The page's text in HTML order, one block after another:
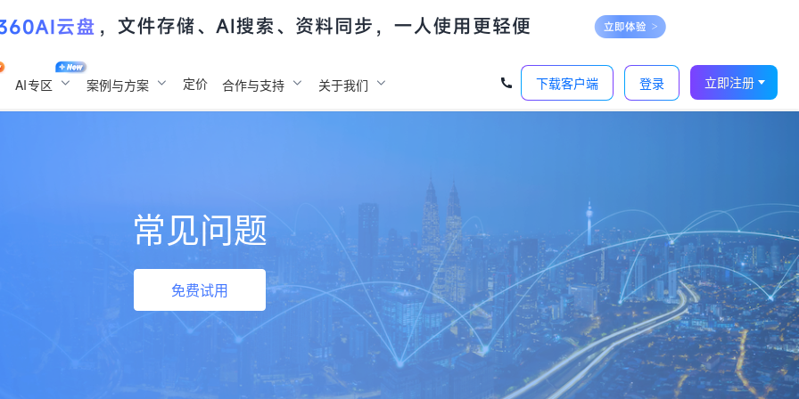
AI专区 案例与方案 定价 合作与支持 关于我们 下载客户端 登录 立即注册
常见问题
免费试用